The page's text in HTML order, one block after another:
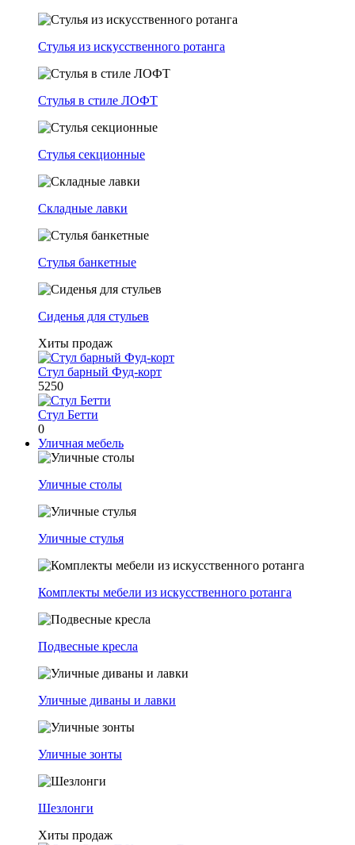
Стулья из искусственного ротанга
Стулья в стиле ЛОФТ
Стулья секционные
Складные лавки
Стулья банкетные
Сиденья для стульев
Хиты продаж
Стул барный Фуд-корт
5250
Стул Бетти
0
Уличная мебель
Уличные столы
Уличные стулья
Комплекты мебели из искусственного ротанга
Подвесные кресла
Уличные диваны и лавки
Уличные зонты
Шезлонги
Хиты продаж